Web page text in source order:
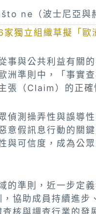
ne（波士尼亞與
獨立組織草擬「歐
事與公共利益有關
洲準則中，「事實查
張（Claim）的正確
偵測操弄性與誤導
意假訊息行動的關
與可信度，成為公
的準則，近一步定
協助成員持續進步
核與調查行業的發